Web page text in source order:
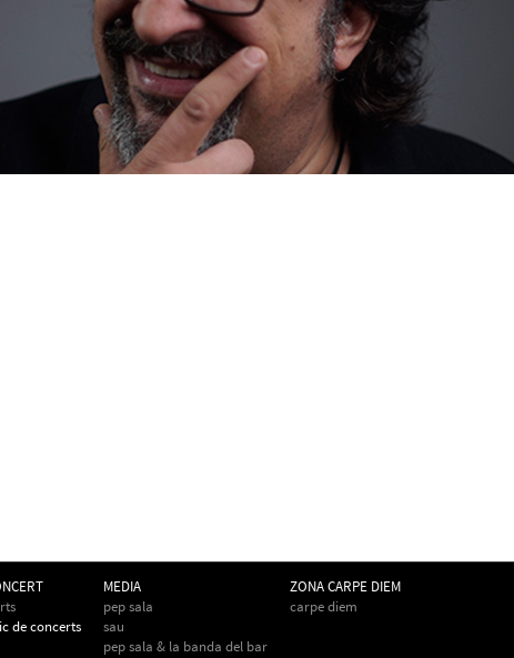
de concerts
MEDIA
pep sala
sau
pep sala & la banda del bar
ZONA CARPE DIEM
carpe diem